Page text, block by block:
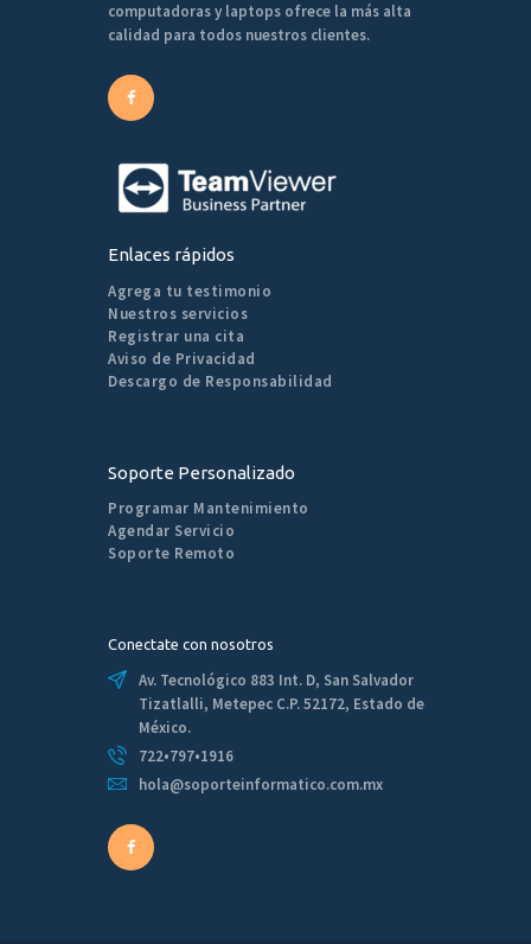
computadoras y laptops ofrece la más alta
calidad para todos nuestros clientes.
Enlaces rápidos
Agrega tu testimonio
Nuestros servicios
Registrar una cita
Aviso de Privacidad
Descargo de Responsabilidad
Soporte Personalizado
Programar Mantenimiento
Agendar Servicio
Soporte Remoto
Conectate con nosotros
Av. Tecnológico 883 Int. D, San Salvador
Tizatlalli, Metepec C.P. 52172, Estado de
México.
722•797•1916
hola@soporteinformatico.com.mx